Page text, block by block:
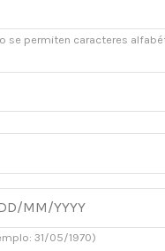
se permiten caracteres
31/05/1970)